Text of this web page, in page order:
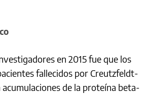
en 2015 fue que los
fallecidos por Creutzfeldt-
acumulaciones de la proteína beta-